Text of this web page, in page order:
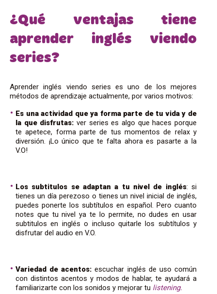
¿Qué ventajas tiene
aprender inglés viendo
series?
Aprender inglés viendo series es uno de los mejores
métodos de aprendizaje actualmente, por varios motivos:
Es una actividad que ya forma parte de tu vida y de
la que disfrutas: ver series es algo que haces porque
te apetece, forma parte de tus momentos de relax y
diversión. ¡Lo único que te falta ahora es pasarte a la
V.O!
Los subtitulos se adaptan a tu nivel de inglés: si
tienes un día perezoso o tienes un nivel inicial de inglés,
puedes ponerte los subtítulos en español. Pero cuanto
notes que tu nivel ya te lo permite, no dudes en usar
subtitulos en inglés o incluso quitarle los subtítulos y
disfrutar del audio en V.O.
Variedad de acentos: escuchar inglés de uso común
con distintos acentos y modos de hablar, te ayudará a
familiarizarte con los sonidos y mejorar tu listening.